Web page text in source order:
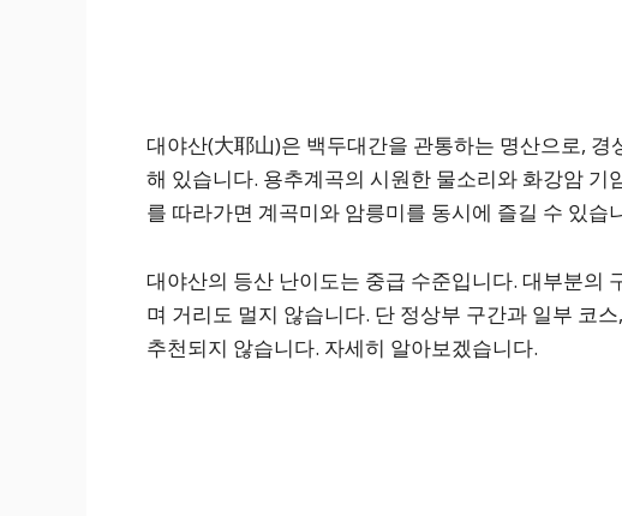
대야산(大耶山)은 백두대간을 관통하는 명산으로,
해 있습니다. 용추계곡의 시원한 물소리와 화강암
를 따라가면 계곡미와 암릉미를 동시에 즐길 수 있습
대야산의 등산 난이도는 중급 수준입니다. 대부분의
며 거리도 멀지 않습니다. 단 정상부 구간과 일부 코
추천되지 않습니다. 자세히 알아보겠습니다.